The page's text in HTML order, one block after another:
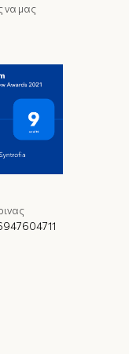
να μας